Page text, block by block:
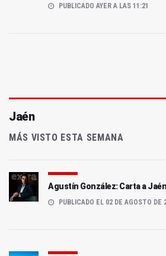
PUBLICADO AYER A LAS 11:21
Jaén
MÁS VISTO ESTA SEMANA
Agustín González: Carta a Jaén
PUBLICADO EL 02 DE AGOSTO DE